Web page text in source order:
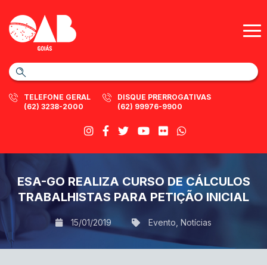
TELEFONE GERAL
(62) 3238-2000
DISQUE PRERROGATIVAS
(62) 99976-9900
ESA-GO REALIZA CURSO DE CÁLCULOS
TRABALHISTAS PARA PETIÇÃO INICIAL
15/01/2019 Evento Notícias